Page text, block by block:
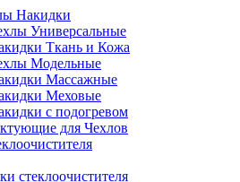
Накидки
Универсальные
Ткань и Кожа
Модельные
Массажные
Меховые
с подогревом
для Чехлов
стеклоочистителя